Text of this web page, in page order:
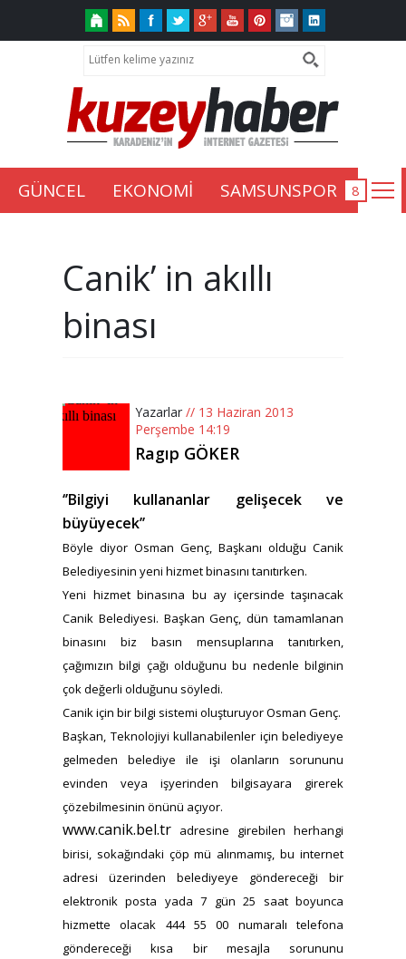
GÜNCEL EKONOMİ SAMSUNSPOR
Canik’ in akıllı
binası
Yazarlar // 13 Haziran 2013
Perşembe 14:19
Ragıp GÖKER
‘’Bilgiyi kullananlar gelişecek ve
büyüyecek’’
Böyle diyor Osman Genç, Başkanı olduğu Canik
Belediyesinin yeni hizmet binasını tanıtırken.
Yeni hizmet binasına bu ay içersinde taşınacak
Canik Belediyesi. Başkan Genç, dün tamamlanan
binasını biz basın mensuplarına tanıtırken,
çağımızın bilgi çağı olduğunu bu nedenle bilginin
çok değerli olduğunu söyledi.
Canik için bir bilgi sistemi oluşturuyor Osman Genç.
Başkan, Teknolojiyi kullanabilenler için belediyeye
gelmeden belediye ile işi olanların sorununu
evinden veya işyerinden bilgisayara girerek
çözebilmesinin önünü açıyor.
www.canik.bel.tr adresine girebilen herhangi
birisi, sokağındaki çöp mü alınmamış, bu internet
adresi üzerinden belediyeye göndereceği bir
elektronik posta yada 7 gün 25 saat boyunca
hizmette olacak 444 55 00 numaralı telefona
göndereceği kısa bir mesajla sorununu